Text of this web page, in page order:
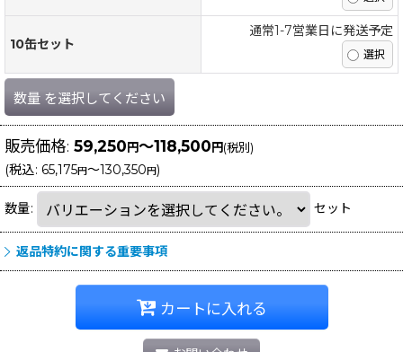
10缶セット
通常1-7営業日に発送予定
数量 を選択してください
販売価格: 59,250円～118,500円(税別)
(税込: 65,175円～130,350 円)
数量: セット
返品特約に関する重要事項
カートに入れる